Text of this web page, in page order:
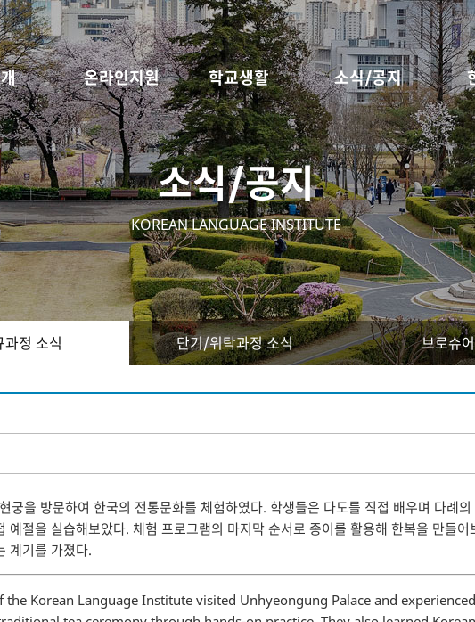
온라인지원 학교생활 소식/공지
소식/공지
KOREAN LANGUAGE INSTITUTE
과정 소식 단기/위탁과정 소식 브로슈어
궁을 방문하여 한국의 전통문화를 체험하였다. 학생들은 다도를 직접 배우며 다례
절을 실습해보았다. 체험 프로그램의 마지막 순서로 종이를 활용해 한복을 만들
계기를 가졌다.
Korean Language Institute visited Unhyeongung Palace and